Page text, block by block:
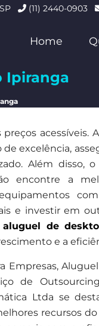
(11) 2440-0903
Home
Ipiranga
excelência,
Além disso,
encontre a
e investir em
aluguel de
e a
Empresas,
de
Ltda se
recursos